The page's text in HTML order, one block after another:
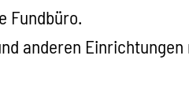
Fundbüro.
anderen Einrichtungen